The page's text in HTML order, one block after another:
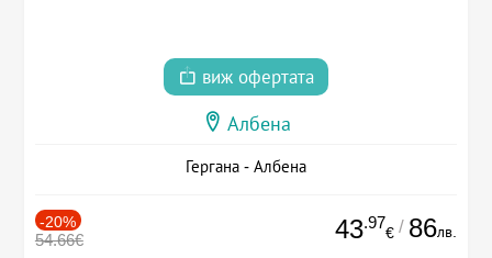
виж офертата
Албена
Гергана - Албена
-20%
54.66€ 43.97
€ / 86лв.